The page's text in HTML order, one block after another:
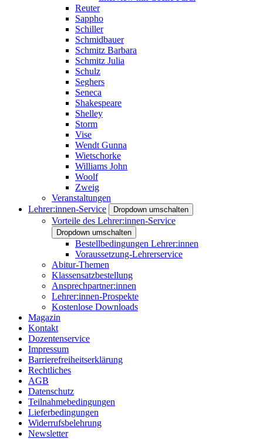
Reuter
Sappho
Schiller
Schmidbauer
Schmitz Barbara
Schmitz Julia
Schulz
Seghers
Seneca
Shakespeare
Shelley
Storm
Vise
Wendt Gunna
Wietschorke
Williams John
Woolf
Zweig
Veranstaltungen
Lehrer:innen-Service
Dropdown umschalten
Vorteile des Lehrer:innen-Service
Dropdown umschalten
Bestellbedingungen Lehrer:innen
Voraussetzung-Lehrerservice
Abitur-Themen
Klassensatzbestellung
Ansprechpartner:innen
Lehrer:innen-Prospekte
Kostenlose Downloads
Magazin
Kontakt
Dozentenservice
Impressum
Barrierefreiheitserklärung
Rechtliches
AGB
Datenschutz
Teilnahmebedingungen
Lieferbedingungen
Widerrufsbelehrung
Newsletter